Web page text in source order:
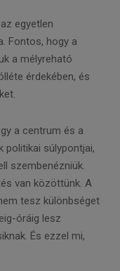
egyetlen
Fontos, hogy a
a mélyreható
érdekében, és
a centrum és a
politikai súlypontjai,
szembenézniük.
van közöttünk. A
tesz különbséget
óráig lesz
És ezzel mi,